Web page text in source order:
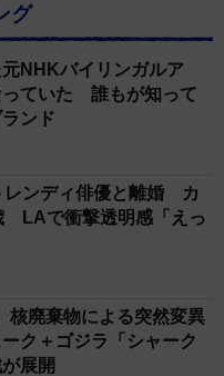
グ
NHKバイリンガルア
ていた 誰もが知って
ンド
レンディ俳優と離婚 カ
LAで衝撃透明感「えっ
核廃棄物による突然変異
ク＋ゴジラ「シャーク
展開